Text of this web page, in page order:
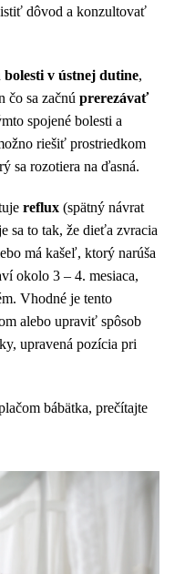
dôvod a konzultovať
bolesti v ústnej dutine,
čo sa začnú prerezávať
spojené bolesti a
riešiť prostriedkom
sa rozotiera na ďasná.
reflux (spätný návrat
sa to tak, že dieťa zvracia
má kašeľ, ktorý narúša
okolo 3 – 4. mesiaca,
Vhodné je tento
alebo upraviť spôsob
upravená pozícia pri
bábätka, prečítajte